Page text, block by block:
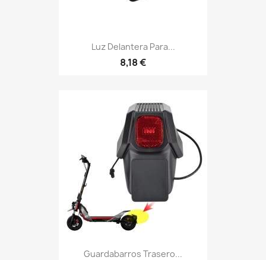
Luz Delantera Para...
8,18 €
Guardabarros Trasero...